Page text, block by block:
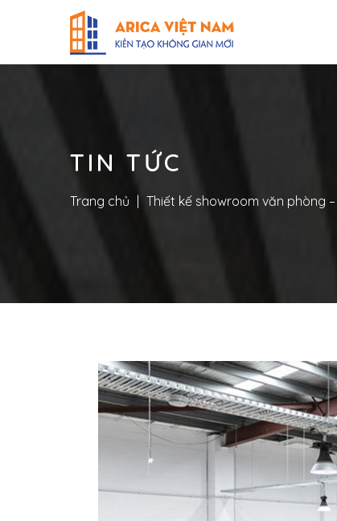
TIN TỨC
Trang chủ Thiết kế showroom văn phòng